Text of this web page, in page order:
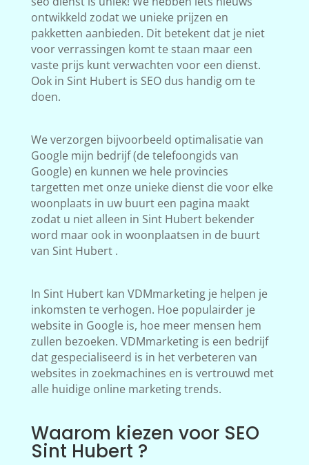
ontwikkeld zodat we unieke prijzen en
pakketten aanbieden. Dit betekent dat je niet
voor verrassingen komt te staan maar een
vaste prijs kunt verwachten voor een dienst.
Ook in Sint Hubert is SEO dus handig om te
doen.
We verzorgen bijvoorbeeld optimalisatie van
Google mijn bedrijf (de telefoongids van
Google) en kunnen we hele provincies
targetten met onze unieke dienst die voor elke
woonplaats in uw buurt een pagina maakt
zodat u niet alleen in Sint Hubert bekender
word maar ook in woonplaatsen in de buurt
van Sint Hubert .
In Sint Hubert kan VDMmarketing je helpen je
inkomsten te verhogen. Hoe populairder je
website in Google is, hoe meer mensen hem
zullen bezoeken. VDMmarketing is een bedrijf
dat gespecialiseerd is in het verbeteren van
websites in zoekmachines en is vertrouwd met
alle huidige online marketing trends.
Waarom kiezen voor SEO
Sint Hubert ?